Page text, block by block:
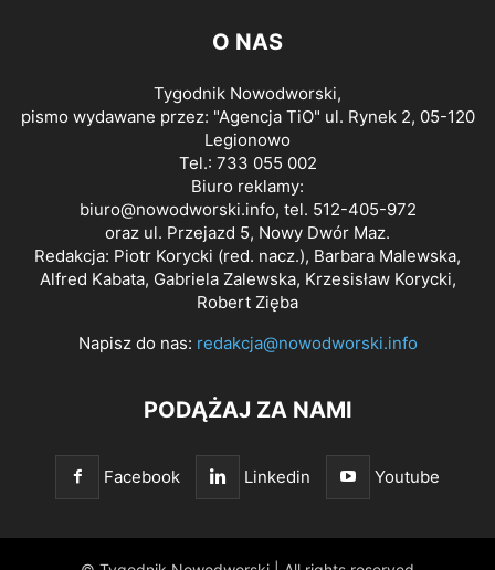
O NAS
Tygodnik Nowodworski,
pismo wydawane przez: "Agencja TiO" ul. Rynek 2, 05-120
Legionowo
Tel.: 733 055 002
Biuro reklamy:
biuro@nowodworski.info, tel. 512-405-972
oraz ul. Przejazd 5, Nowy Dwór Maz.
Redakcja: Piotr Korycki (red. nacz.), Barbara Malewska,
Alfred Kabata, Gabriela Zalewska, Krzesisław Korycki,
Robert Zięba
Napisz do nas: redakcja@nowodworski.info
PODĄŻAJ ZA NAMI
Facebook Linkedin Youtube